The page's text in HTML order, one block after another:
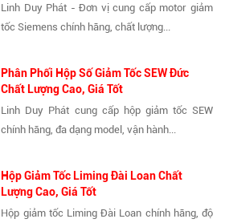
Linh Duy Phát - Đơn vị cung cấp motor giảm
tốc Siemens chính hãng, chất lượng...
Phân Phối Hộp Số Giảm Tốc SEW Đức
Chất Lượng Cao, Giá Tốt
Linh Duy Phát cung cấp hộp giảm tốc SEW
chính hãng, đa dạng model, vận hành...
Hộp Giảm Tốc Liming Đài Loan Chất
Lượng Cao, Giá Tốt
Hộp giảm tốc Liming Đài Loan chính hãng, độ